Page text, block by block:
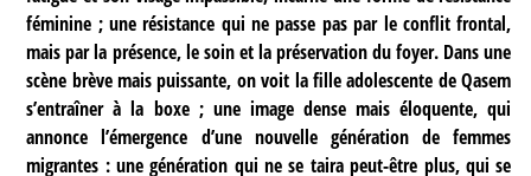
féminine ; une résistance qui ne passe pas par le conflit frontal,
mais par la présence, le soin et la préservation du foyer. Dans une
scène brève mais puissante, on voit la fille adolescente de Qasem
s’entraîner à la boxe ; une image dense mais éloquente, qui
annonce l’émergence d’une nouvelle génération de femmes
migrantes : une génération qui ne se taira peut-être plus, qui se